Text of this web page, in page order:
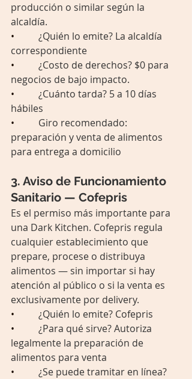
producción o similar según la
alcaldía.
• ¿Quién lo emite? La alcaldía
correspondiente
• ¿Costo de derechos? $0 para
negocios de bajo impacto.
• ¿Cuánto tarda? 5 a 10 días
hábiles
• Giro recomendado:
preparación y venta de alimentos
3. Aviso de Funcionamiento
Sanitario — Cofepris
Es el permiso más importante para
una Dark Kitchen. Cofepris regula
cualquier establecimiento que
prepare, procese o distribuya
alimentos — sin importar si hay
atención al público o si la venta es
exclusivamente por delivery.
• ¿Quién lo emite? Cofepris
• ¿Para qué sirve? Autoriza
legalmente la preparación de
alimentos para venta
• ¿Se puede tramitar en línea?